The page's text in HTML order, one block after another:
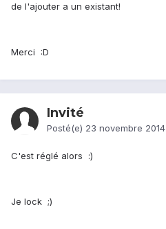
de l'ajouter a un existant!
Merci :D
Invité
Posté(e) 23 novembre 2014
C'est réglé alors :)
Je lock ;)